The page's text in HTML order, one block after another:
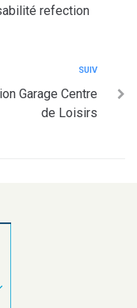
refection
SUIV
Garage Centre
de Loisirs